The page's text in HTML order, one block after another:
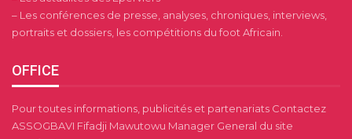
– Les conférences de presse, analyses, chroniques, interviews,
portraits et dossiers, les compétitions du foot Africain.
OFFICE
Pour toutes informations, publicités et partenariats Contactez
ASSOGBAVI Fifadji Mawutowu Manager General du site